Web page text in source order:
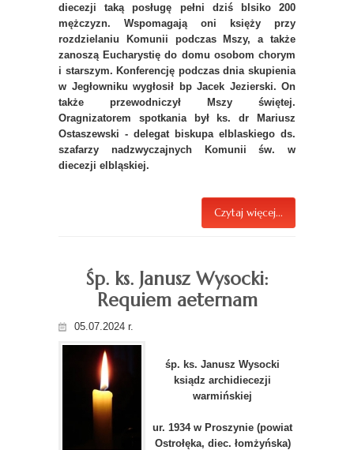
diecezji taką posługę pełni dziś blsiko 200
mężczyzn. Wspomagają oni księży przy
rozdzielaniu Komunii podczas Mszy, a także
zanoszą Eucharystię do domu osobom chorym
i starszym. Konferencję podczas dnia skupienia
w Jegłowniku wygłosił bp Jacek Jezierski. On
także przewodniczył Mszy świętej.
Oragnizatorem spotkania był ks. dr Mariusz
Ostaszewski - delegat biskupa elblaskiego ds.
szafarzy nadzwyczajnych Komunii św. w
diecezji elbląskiej.
Czytaj więcej...
Śp. ks. Janusz Wysocki:
Requiem aeternam
05.07.2024 r.
śp. ks. Janusz Wysocki
ksiądz archidiecezji
warmińskiej
ur. 1934 w Proszynie (powiat
Ostrołęka, diec. łomżyńska)